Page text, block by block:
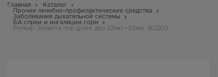
Главная
Каталог
Прочие лечебно-профилактические средства
Заболевания дыхательной системы
БА спреи и ингаляции горм
Релвар Эллипта пор д/инг доз 22мкг+92мкг 30ДОЗ